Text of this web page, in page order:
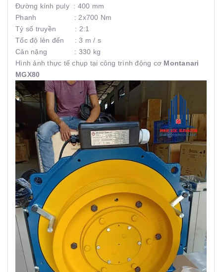
Đường kính puly : 400 mm
Phanh : 2x700 Nm
Tỷ số truyền : 2:1
Tốc độ lên đến : 3 m / s
Cân nặng : 330 kg
Hình ảnh thực tế chụp tại công trình động cơ Montanari
MGX80